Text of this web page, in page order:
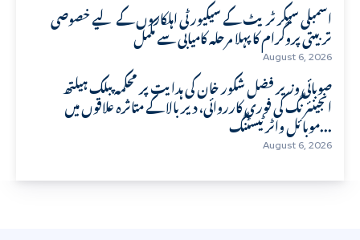
اسمبلی سیکرٹریٹ کے سیکیورٹی اہلکاروں کے لیے خصوصی
تربیتی پروگرام کا پہلا مرحلہ کامیابی سے مکمل
August 6, 2026
صوبائی وزیر فضل شکور خان کی ہدایت پر محکمہ پبلک ہیلتھ
انجینئرنگ کی فوری کارروائی، دیر بالا کے متاثرہ علاقوں میں
موبائل واٹر ٹیسٹنگ...
August 6, 2026